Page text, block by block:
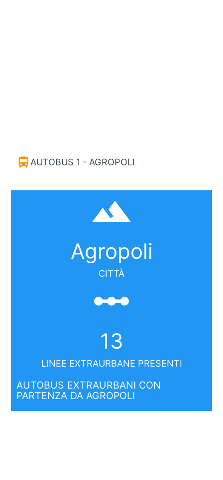
directions_bus AUTOBUS 1 - AGROPOLI
filter_hdr
Agropoli
CITTÀ
linear_scale
13
LINEE EXTRAURBANE PRESENTI
AUTOBUS EXTRAURBANI CON
PARTENZA DA AGROPOLI